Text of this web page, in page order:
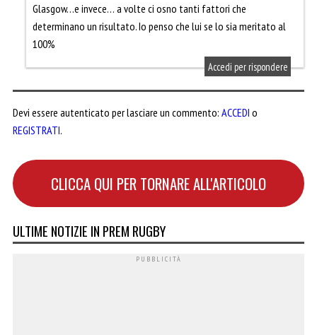
Glasgow…e invece… a volte ci osno tanti fattori che
determinano un risultato. Io penso che lui se lo sia meritato al
100%
Accedi per rispondere
Devi essere autenticato per lasciare un commento: ACCEDI o
REGISTRATI.
CLICCA QUI PER TORNARE ALL'ARTICOLO
ULTIME NOTIZIE IN PREM RUGBY